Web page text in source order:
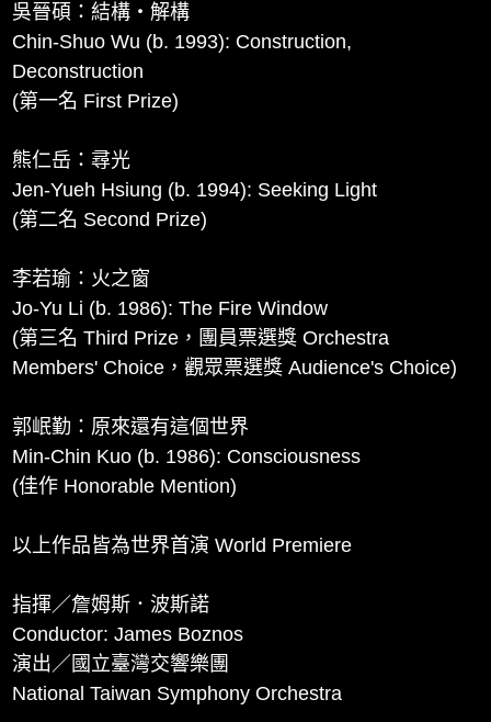
吳晉碩：結構・解構
Chin-Shuo Wu (b. 1993): Construction,
Deconstruction
(第一名 First Prize)
熊仁岳：尋光
Jen-Yueh Hsiung (b. 1994): Seeking Light
(第二名 Second Prize)
李若瑜：火之窗
Jo-Yu Li (b. 1986): The Fire Window
(第三名 Third Prize，團員票選獎 Orchestra
Members' Choice，觀眾票選獎 Audience's Choice)
郭岷勤：原來還有這個世界
Min-Chin Kuo (b. 1986): Consciousness
(佳作 Honorable Mention)
以上作品皆為世界首演 World Premiere
指揮／詹姆斯．波斯諾
Conductor: James Boznos
演出／國立臺灣交響樂團
National Taiwan Symphony Orchestra